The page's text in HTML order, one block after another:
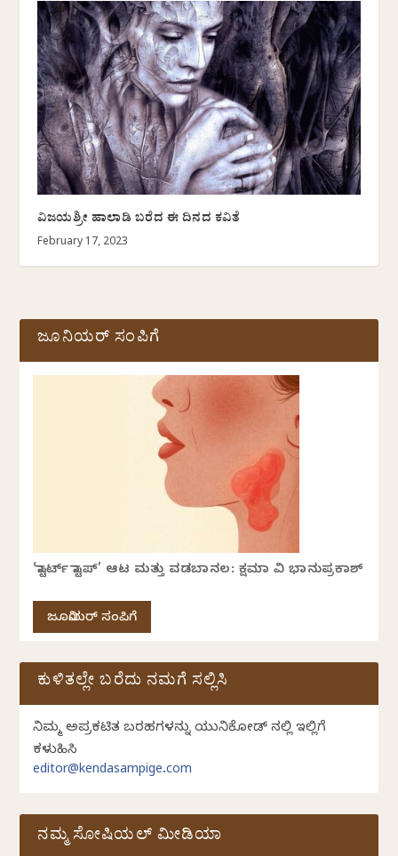
ವಿಜಯಶ್ರೀ ಹಾಲಾಡಿ ಬರೆದ ಈ ದಿನದ ಕವಿತೆ
February 17, 2023
ಜೂನಿಯರ್ ಸಂಪಿಗೆ
‘ಸ್ಟಾರ್ಟ್ ಸ್ಟಾಪ್’ ಆಟ ಮತ್ತು ವಡಬಾನಲ: ಕ್ಷಮಾ ವಿ ಭಾನುಪ್ರಕಾಶ್
ಜೂನಿಯರ್ ಸಂಪಿಗೆ
ಕುಳಿತಲ್ಲೇ ಬರೆದು ನಮಗೆ ಸಲ್ಲಿಸಿ
ನಿಮ್ಮ ಅಪ್ರಕಟಿತ ಬರಹಗಳನ್ನು ಯುನಿಕೋಡ್ ನಲ್ಲಿ ಇಲ್ಲಿಗೆ
ಕಳುಹಿಸಿ
editor@kendasampige.com
ನಮ್ಮ ಸೋಷಿಯಲ್‌ ಮೀಡಿಯಾ